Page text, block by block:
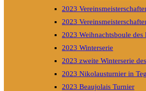
2023
2023
2023 Weihnachtsboule des
2023 Winterserie
2023 zweite Winterserie
2023 Nikolausturnier in
2023 Beaujolais Turnier